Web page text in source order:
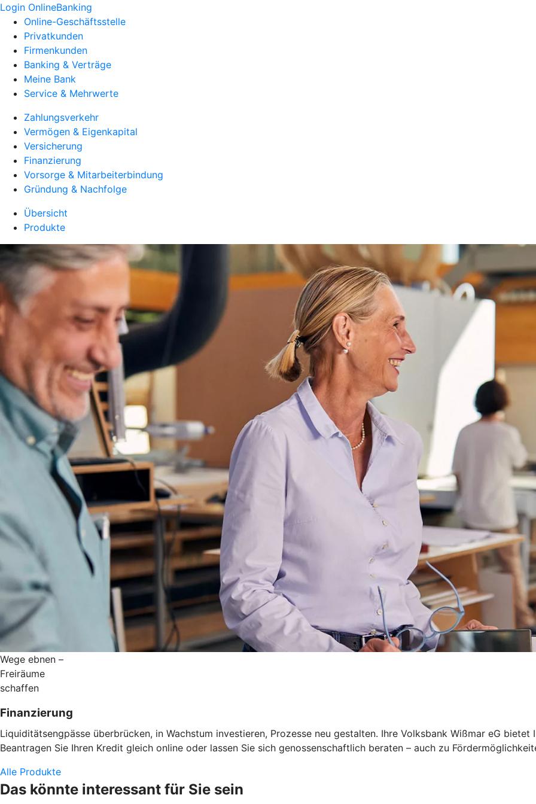
Login OnlineBanking
Online-Geschäftsstelle
Privatkunden
Firmenkunden
Banking & Verträge
Meine Bank
Service & Mehrwerte
Zahlungsverkehr
Vermögen & Eigenkapital
Versicherung
Finanzierung
Vorsorge & Mitarbeiterbindung
Gründung & Nachfolge
Übersicht
Produkte
Wege ebnen –
Freiräume
schaffen
Finanzierung
Liquiditätsengpässe überbrücken, in Wachstum investieren, Prozesse neu gestalten. Ihre Volksbank Wißmar eG bietet
Beantragen Sie Ihren Kredit gleich online oder lassen Sie sich genossenschaftlich beraten – auch zu
Alle Produkte
Das könnte interessant für Sie sein